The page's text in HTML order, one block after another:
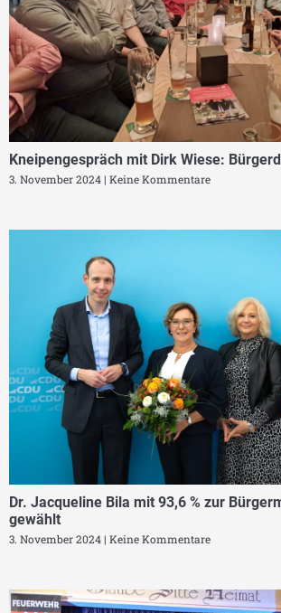
Kneipengespräch mit Dirk Wiese:
3. November 2024 Keine Kommentare
Dr. Jacqueline Bila mit 93,6 % zur
gewählt
3. November 2024 Keine Kommentare